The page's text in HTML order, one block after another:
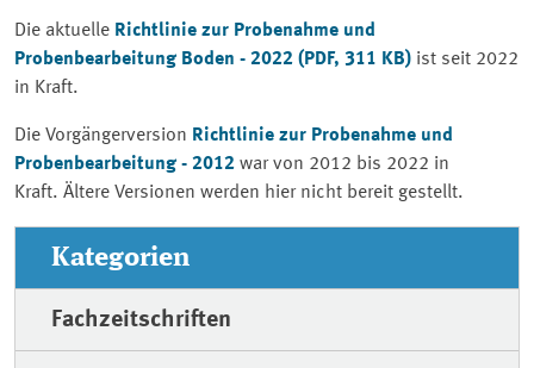
Die aktuelle Richtlinie zur Probenahme und
Probenbearbeitung Boden - 2022 (PDF, 311 KB) ist seit 2022
in Kraft.
Die Vorgängerversion Richtlinie zur Probenahme und
Probenbearbeitung - 2012 war von 2012 bis 2022 in
Kraft. Ältere Versionen werden hier nicht bereit gestellt.
Kategorien
Fachzeitschriften